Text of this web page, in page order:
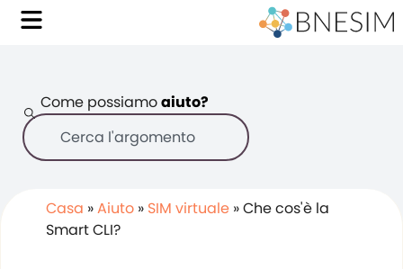
Come possiamoaiuto?
Casa »Aiuto » SIM virtuale »Che cos'è la
Smart CLI?